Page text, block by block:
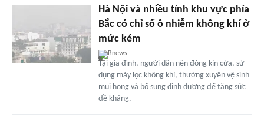
Hà Nội và nhiều tỉnh khu vực phía
Bắc có chỉ số ô nhiễm không khí ở
mức kém
Bnews
Tại gia đình, người dân nên đóng kín cửa, sử
dụng máy lọc không khí, thường xuyên vệ sinh
mũi họng và bổ sung dinh dưỡng để tăng sức
đề kháng.